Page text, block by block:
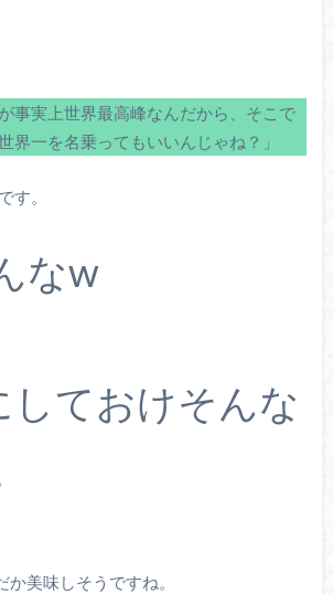
事実上世界最高峰なんだから、そこで
界一を名乗ってもいいんじゃね？」
す。
なw
しておけそんな
か美味しそうですね。